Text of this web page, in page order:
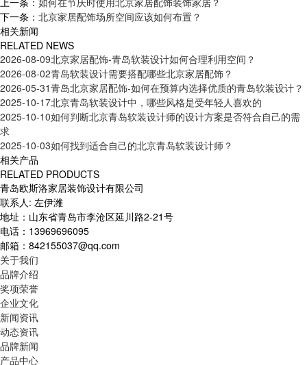
下一条： 北京家居配饰场所空间应该如何布置？
相关新闻
RELATED NEWS
2026-08-09北京家居配饰-青岛软装设计如何合理利用空间？
2026-08-02青岛软装设计需要搭配哪些北京家居配饰？
2026-05-31青岛北京家居配饰-如何在预算内选择优质的青岛软装设计？
2025-10-17北京青岛软装设计中，哪些风格是受年轻人喜欢的
2025-10-10如何判断北京青岛软装设计师的设计方案是否符合自己的需
求
2025-10-03如何找到适合自己的北京青岛软装设计师？
相关产品
RELATED PRODUCTS
青岛欧斯洛家居装饰设计有限公司
联系人: 左伊潍
地址：山东省青岛市李沧区延川路2-21号
电话：13969696095
邮箱：842155037@qq.com
关于我们
品牌介绍
奖项荣誉
企业文化
新闻资讯
动态资讯
品牌新闻
产品中心